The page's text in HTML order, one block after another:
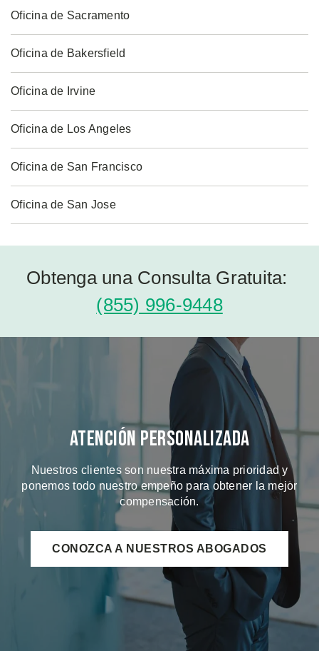
Oficina de Sacramento
Oficina de Bakersfield
Oficina de Irvine
Oficina de Los Angeles
Oficina de San Francisco
Oficina de San Jose
Obtenga una Consulta Gratuita:
(855) 996-9448
Atención Personalizada
Nuestros clientes son nuestra máxima prioridad y
ponemos todo nuestro empeño para obtener la mejor
compensación.
CONOZCA A NUESTROS ABOGADOS